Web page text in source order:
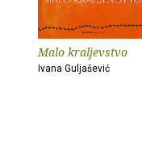
Malo kraljevstvo
Ivana Guljašević